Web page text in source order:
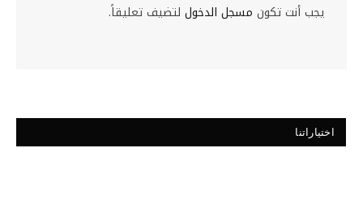
يجب أنت تكون مسجل الدخول لتضيف تعليقاً.
اختياراتنا